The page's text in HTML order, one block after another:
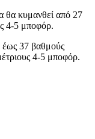
θα κυμανθεί από 27
4-5 μποφόρ.
έως 37 βαθμούς
4-5 μποφόρ.